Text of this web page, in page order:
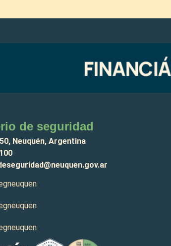
de seguridad
Neuquén, Argentina